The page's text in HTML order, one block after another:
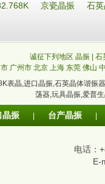
京瓷晶振 石
诚征下列地区 晶振 |
广州市 北京 上海 东莞 佛山
表晶,进口晶振,石英晶体谐振器
荡器,玩具晶振,爱普
晶振 台产晶振
电话：
E-